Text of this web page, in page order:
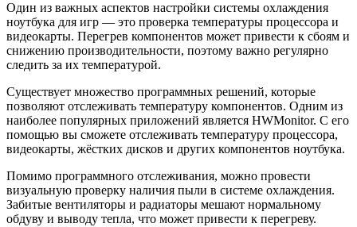
Один из важных аспектов настройки системы охлаждения
ноутбука для игр — это проверка температуры процессора и
видеокарты. Перегрев компонентов может привести к сбоям и
снижению производительности, поэтому важно регулярно
следить за их температурой.
Существует множество программных решений, которые
позволяют отслеживать температуру компонентов. Одним из
наиболее популярных приложений является HWMonitor. С его
помощью вы сможете отслеживать температуру процессора,
видеокарты, жёстких дисков и других компонентов ноутбука.
Помимо программного отслеживания, можно провести
визуальную проверку наличия пыли в системе охлаждения.
Забитые вентиляторы и радиаторы мешают нормальному
обдуву и выводу тепла, что может привести к перегреву.